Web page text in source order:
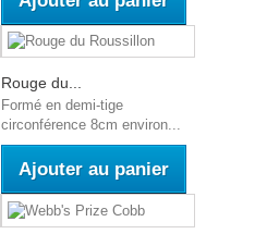
Rouge du...
Formé en demi-tige
circonférence 8cm environ...
Ajouter au panier